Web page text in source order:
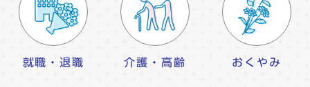
就職・退職 介護・高齢 おくやみ